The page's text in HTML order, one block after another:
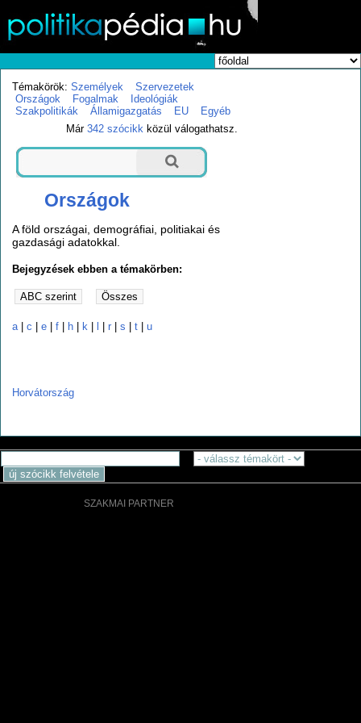
Témakörök: Személyek
Szervezetek
Országok
Fogalmak
Ideológiák
Szakpolitikák
Államigazgatás EU
Egyéb
Már342 szócikk közül válogathatsz.
Országok
A föld országai, demográfiai, politiakai és
gazdasági adatokkal.
Bejegyzések ebben a témakörben:
a |c |e |f h k |r |s |t |u
Horvátország
SZAKMAI PARTNER